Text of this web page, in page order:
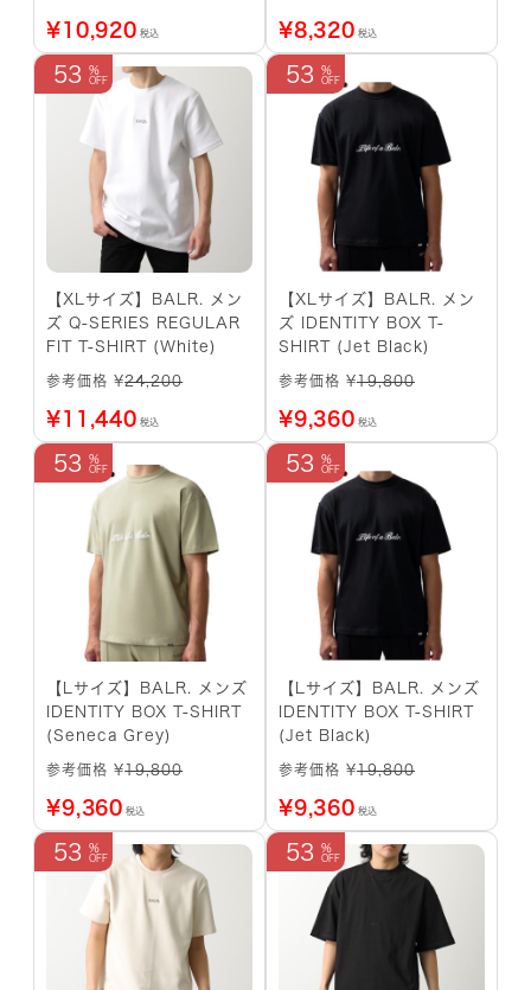
¥10,920 税込 ¥8,320 税込
53
【XLサイズ】BALR. メン
ズ Q-SERIES REGULAR
FIT T-SHIRT (White)
参考価格 ¥24,200
¥11,440 税込
53
【XLサイズ】BALR. メン
ズ IDENTITY BOX T-
SHIRT (Jet Black)
参考価格 ¥19,800
¥9,360 税込
53
【Lサイズ】BALR. メンズ
IDENTITY BOX T-SHIRT
(Seneca Grey)
参考価格 ¥19,800
¥9,360 税込
53
【Lサイズ】BALR. メンズ
IDENTITY BOX T-SHIRT
(Jet Black)
参考価格 ¥19,800
¥9,360 税込
53 53